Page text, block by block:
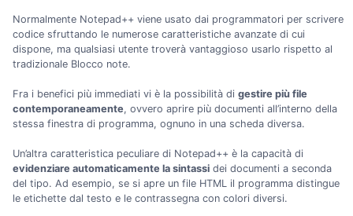
Normalmente Notepad++ viene usato dai programmatori per scrivere
codice sfruttando le numerose caratteristiche avanzate di cui
dispone, ma qualsiasi utente troverà vantaggioso usarlo rispetto al
tradizionale Blocco note.
Fra i benefici più immediati vi è la possibilità di gestire più file
contemporaneamente, ovvero aprire più documenti all’interno della
stessa finestra di programma, ognuno in una scheda diversa.
Un’altra caratteristica peculiare di Notepad++ è la capacità di
evidenziare automaticamente la sintassi dei documenti a seconda
del tipo. Ad esempio, se si apre un file HTML il programma distingue
le etichette dal testo e le contrassegna con colori diversi.